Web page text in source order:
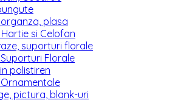
organza, plasa
si Celofan
suporturi florale
Florale
polistiren
pictura, blank-uri